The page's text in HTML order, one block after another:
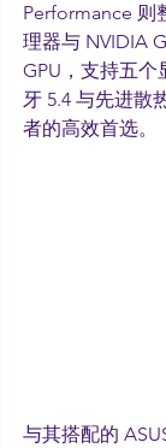
Performance 则
理器与 NVIDIA
GPU，支持五个
牙 5.4 与先进散
者的高效首选。
与其搭配的